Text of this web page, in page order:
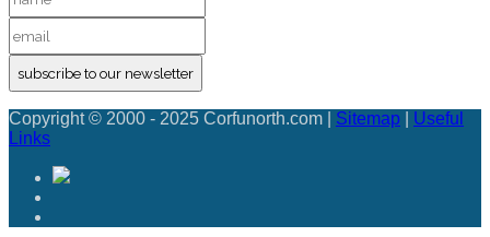
subscribe to our newsletter
Copyright © 2000 - 2025 Corfunorth.com | Sitemap
Useful
Links